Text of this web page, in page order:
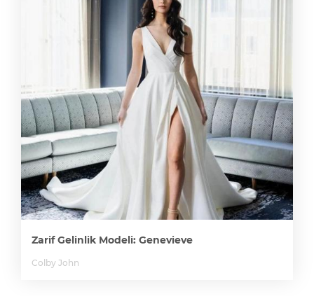
Zarif Gelinlik Modeli: Genevieve
Colby John